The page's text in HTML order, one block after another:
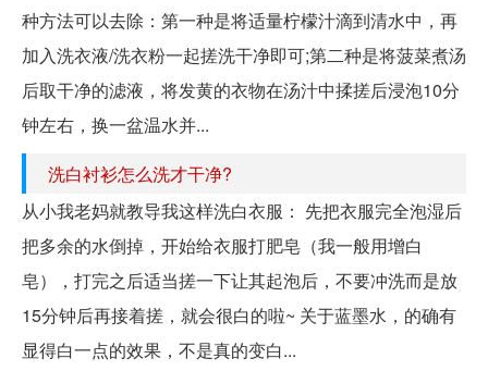
种方法可以去除：第一种是将适量柠檬汁滴到清水中，再
加入洗衣液/洗衣粉一起搓洗干净即可;第二种是将菠菜煮汤
后取干净的滤液，将发黄的衣物在汤汁中揉搓后浸泡10分
钟左右，换一盆温水并...
洗白衬衫怎么洗才干净?
从小我老妈就教导我这样洗白衣服： 先把衣服完全泡湿后
把多余的水倒掉，开始给衣服打肥皂（我一般用增白
皂），打完之后适当搓一下让其起泡后，不要冲洗而是放
15分钟后再接着搓，就会很白的啦~ 关于蓝墨水，的确有
显得白一点的效果，不是真的变白...